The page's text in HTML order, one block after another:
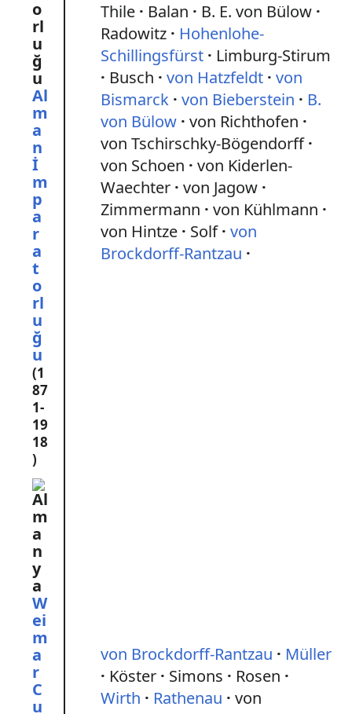
Al
m
a
n
İ
m
p
a
r
a
t
o
rl
u
ğ
u
(1
87
1-
19
18
)
Thile Balan
B. E. von Bülow
Radowitz
Hohenlohe-
Schillingsfürst
Limburg-Stirum
Busch
von Hatzfeldt von
Bismarck von Bieberstein
B.
von Bülow von Richthofen
von Tschirschky-Bögendorff
von Schoen
von Kiderlen-
Waechter von Jagow
Zimmermann
von Kühlmann
von Hintze
Solf von
Brockdorff-Rantzau
W
ei
m
a
r
C
u
von Brockdorff-Rantzau
Müller
Köster
Simons
Rosen
Wirth
Rathenau
von